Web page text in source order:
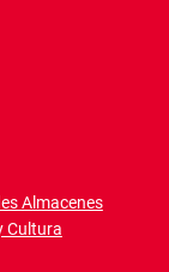
Almacenes
Cultura